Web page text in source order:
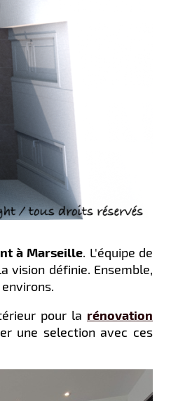
à Marseille. L'équipe de
vision définie. Ensemble,
pour la rénovation
une selection avec ces